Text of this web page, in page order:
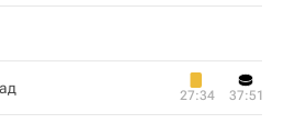
27:34 37:51